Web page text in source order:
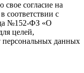
согласие на
соответствии с
№152-ФЗ «О
целей,
персональных данных